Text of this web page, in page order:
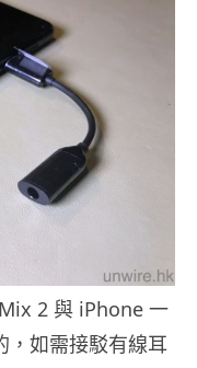
2 與 iPhone 一
如需接駁有線耳